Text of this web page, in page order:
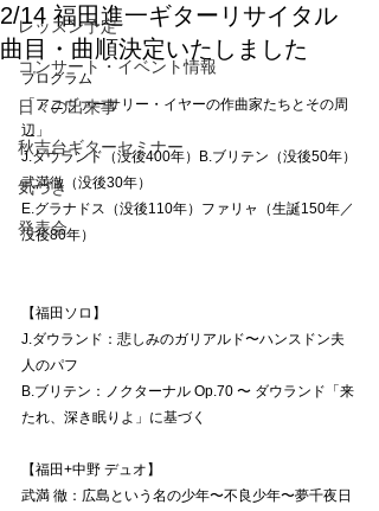
レッスン予定
コンサート・イベント情報
日々の出来事
秋吉台ギターセミナー
気づき
発表会
2/14 福田進一ギターリサイタル
曲目・曲順決定いたしました
プログラム
「アニヴァーサリー・イヤーの作曲家たちとその周
辺」
J.ダウランド（没後400年）B.ブリテン（没後50年）
武満徹（没後30年）
E.グラナドス（没後110年）ファリャ（生誕150年／
没後80年）
【福田ソロ】
J.ダウランド：悲しみのガリアルド〜ハンスドン夫
人のパフ
B.ブリテン：ノクターナル Op.70 〜 ダウランド「来
たれ、深き眠りよ」に基づく
【福田+中野 デュオ】
武満 徹：広島という名の少年〜不良少年〜夢千夜日